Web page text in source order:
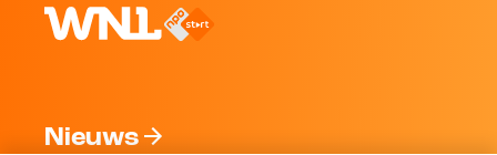
Nieuws